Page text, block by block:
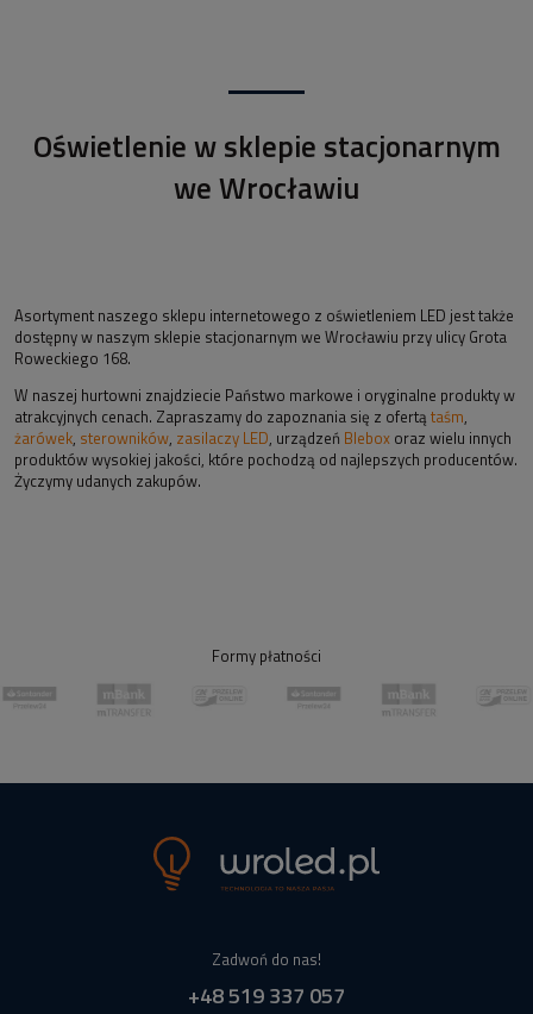
Oświetlenie w sklepie stacjonarnym
we Wrocławiu
Asortyment naszego sklepu internetowego z oświetleniem LED jest także
dostępny w naszym sklepie stacjonarnym we Wrocławiu przy ulicy Grota
Roweckiego 168.
W naszej hurtowni znajdziecie Państwo markowe i oryginalne produkty w
atrakcyjnych cenach. Zapraszamy do zapoznania się z ofertą taśm,
żarówek, sterowników, zasilaczy LED, urządzeń Blebox oraz wielu innych
produktów wysokiej jakości, które pochodzą od najlepszych producentów.
Życzymy udanych zakupów.
Formy płatności
Zadwoń do nas!
+48 519 337 057